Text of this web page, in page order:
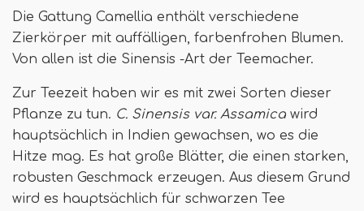
Die Gattung Camellia enthält verschiedene
Zierkörper mit auffälligen, farbenfrohen Blumen.
Von allen ist die Sinensis -Art der Teemacher.
Zur Teezeit haben wir es mit zwei Sorten dieser
Pflanze zu tun. C. Sinensis var. Assamica wird
hauptsächlich in Indien gewachsen, wo es die
Hitze mag. Es hat große Blätter, die einen starken,
robusten Geschmack erzeugen. Aus diesem Grund
wird es hauptsächlich für schwarzen Tee